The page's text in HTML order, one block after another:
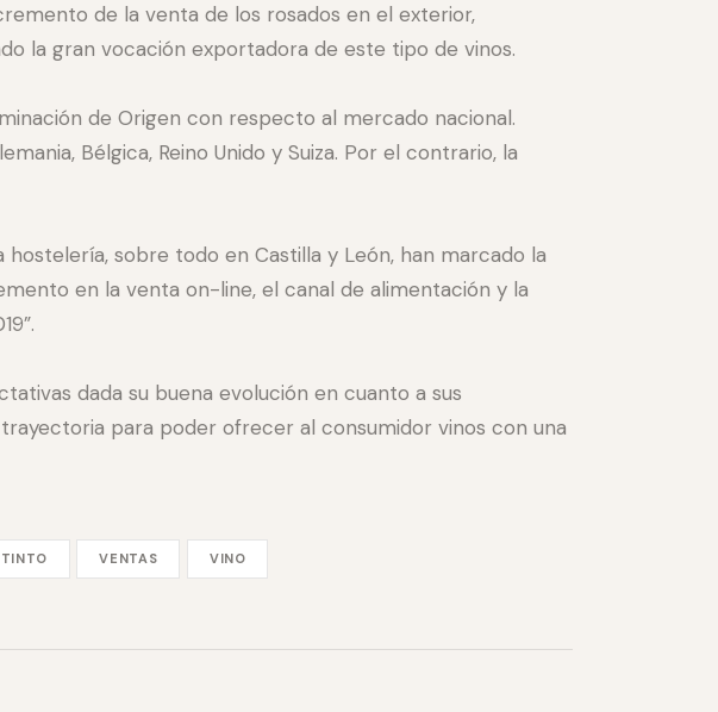
de la venta de los rosados en el exterior,
la gran vocación exportadora de este tipo de vinos.
de Origen con respecto al mercado nacional.
Bélgica, Reino Unido y Suiza. Por el contrario, la
hostelería, sobre todo en Castilla y León, han marcado la
en la venta on-line, el canal de alimentación y la
dada su buena evolución en cuanto a sus
para poder ofrecer al consumidor vinos con una
TINTO VENTAS VINO